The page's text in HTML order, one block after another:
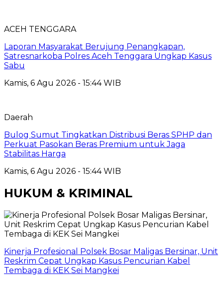
ACEH TENGGARA
Laporan Masyarakat Berujung Penangkapan,
Satresnarkoba Polres Aceh Tenggara Ungkap Kasus
Sabu
Kamis, 6 Agu 2026 - 15:44 WIB
Daerah
Bulog Sumut Tingkatkan Distribusi Beras SPHP dan
Perkuat Pasokan Beras Premium untuk Jaga
Stabilitas Harga
Kamis, 6 Agu 2026 - 15:44 WIB
HUKUM & KRIMINAL
Kinerja Profesional Polsek Bosar Maligas Bersinar, Unit
Reskrim Cepat Ungkap Kasus Pencurian Kabel
Tembaga di KEK Sei Mangkei